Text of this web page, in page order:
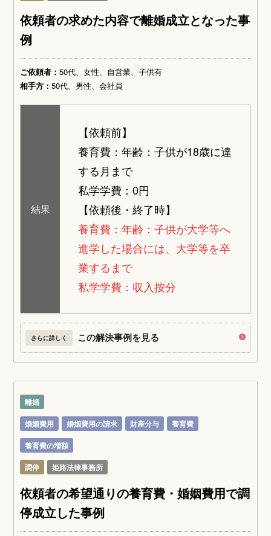
依頼者の求めた内容で離婚成立となった事
例
ご依頼者：50代、女性、自営業、子供有
相手方：50代、男性、会社員
結果
【依頼前】
養育費：年齢：子供が18歳に達
する月まで
私学学費：0円
【依頼後・終了時】
養育費：年齢：子供が大学等へ
進学した場合には、大学等を卒
業するまで
私学学費：収入按分
さらに詳しく この解決事例を見る
離婚
婚姻費用
婚姻費用の請求 財産分与
養育費
養育費の増額
調停
姫路法律事務所
依頼者の希望通りの養育費・婚姻費用で調
停成立した事例